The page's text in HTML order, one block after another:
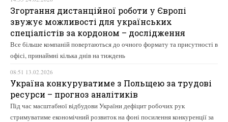
Згортання дистанційної роботи у Європі
звужує можливості для українських
спеціалістів за кордоном – дослідження
Все більше компаній повертаються до очного формату та присутності в
офісі, принаймні кілька днів на тиждень
08:51 13.02.2026
Україна конкуруватиме з Польщею за трудові
ресурси – прогноз аналітиків
Під час масштабної відбудови України дефіцит робочих рук
стримуватиме економічний розвиток на фоні посилення конкуренції за